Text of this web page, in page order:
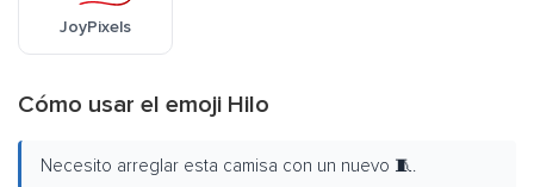
JoyPixels
Cómo usar el emoji Hilo
Necesito arreglar esta camisa con un nuevo 🧵.